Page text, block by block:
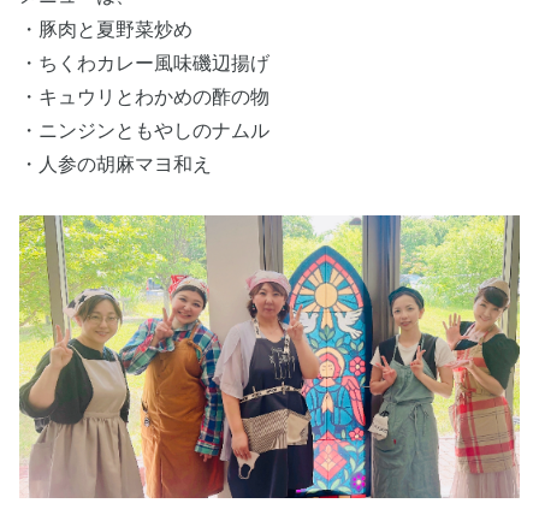
・豚肉と夏野菜炒め
・ちくわカレー風味磯辺揚げ
・キュウリとわかめの酢の物
・ニンジンともやしのナムル
・人参の胡麻マヨ和え